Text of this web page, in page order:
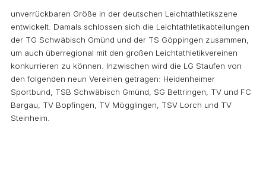
unverrückbaren Größe in der deutschen Leichtathletikszene
entwickelt. Damals schlossen sich die Leichtathletikabteilungen
der TG Schwäbisch Gmünd und der TS Göppingen zusammen,
um auch überregional mit den großen Leichtathletikvereinen
konkurrieren zu können. Inzwischen wird die LG Staufen von
den folgenden neun Vereinen getragen: Heidenheimer
Sportbund, TSB Schwäbisch Gmünd, SG Bettringen, TV und FC
Bargau, TV Bopfingen, TV Mögglingen, TSV Lorch und TV
Steinheim.